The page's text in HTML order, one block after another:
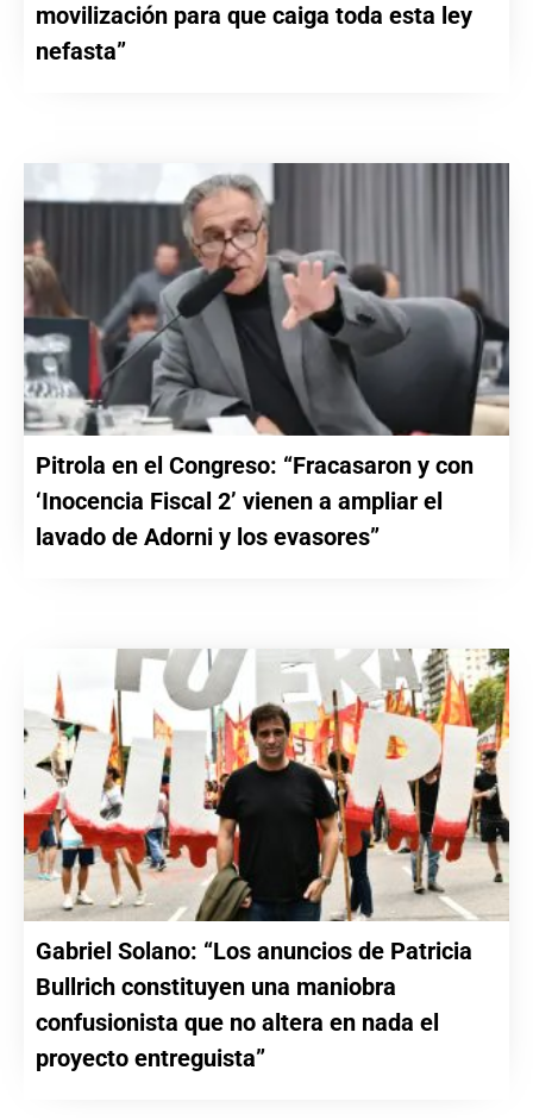
movilización para que caiga toda esta ley
nefasta”
Pitrola en el Congreso: “Fracasaron y con
‘Inocencia Fiscal 2’ vienen a ampliar el
lavado de Adorni y los evasores”
Gabriel Solano: “Los anuncios de Patricia
Bullrich constituyen una maniobra
confusionista que no altera en nada el
proyecto entreguista”